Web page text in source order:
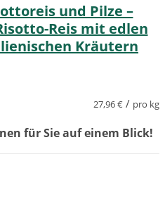
und Pilze –
Reis mit edlen
Kräutern
27,96€ / pro kg
für Sie auf einem Blick!